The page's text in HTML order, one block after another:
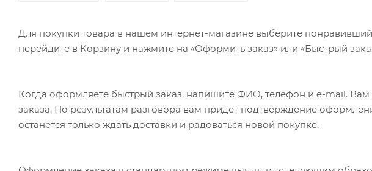
Для покупки товара в нашем интернет-магазине выберите
перейдите в Корзину и нажмите на «Оформить заказ» или «Быстрый
Когда оформляете быстрый заказ, напишите ФИО, телефон и e-mail. Вам
заказа. По результатам разговора вам придет подтверждение
останется только ждать доставки и радоваться новой покупке.